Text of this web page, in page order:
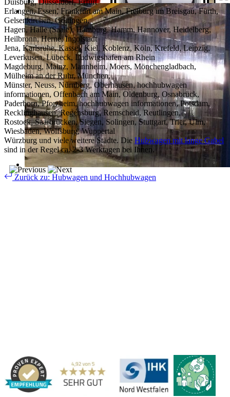
Erlangen, Essen, Frankfurt am Main, Freiburg im Breisgau, Fürth,
Gelsenkirchen, Göttingen,
Hagen, Halle (Saale), Hamburg, Hamm, Hannover, Heidelberg,
Heilbronn, Herne, Ingolstadt
Jena, Karlsruhe, Kassel, Kiel, Koblenz, Köln, Krefeld, Leipzig,
Leverkusen, Lübeck, Ludwigshafen am Rhein
Magdeburg, Mainz, Mannheim, Moers, Mönchengladbach,
Mülheim an der Ruhr, München,
Münster, Neuss, Nürnberg, Oberhausen, hochhubwagen
informationen, Offenbach am Main, Oldenburg, Osnabrück,
Paderborn, Pforzheim, hochhubwagen informationen, Potsdam,
Recklinghausen, Regensburg, Remscheid, Reutlingen,
Rostock, Saarbrücken, Siegen, Solingen, Stuttgart, Trier, Ulm,
Wiesbaden, Wolfsburg, Wuppertal
Würzburg und viele weitere Städte. Die Hubwagen mit lange Gabel
sind in der Regel ca. 2-3 Werktagen bei Ihnen.
Zurück zu: Hubwagen und Hochhubwagen